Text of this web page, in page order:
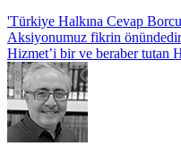
'Türkiye Halkına Cevap
Aksiyonumuz fikrin önündedir
Hizmet’i bir ve beraber tutan